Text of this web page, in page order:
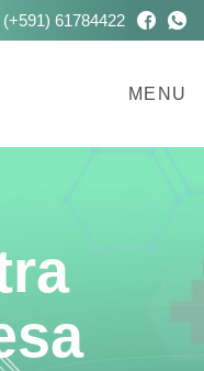
(+591) 61784422
Facebook
MENU